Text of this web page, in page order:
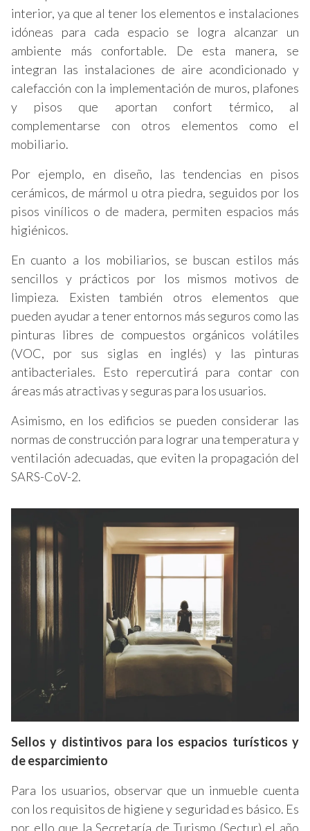
interior, ya que al tener los elementos e instalaciones
idóneas para cada espacio se logra alcanzar un
ambiente más confortable. De esta manera, se
integran las instalaciones de aire acondicionado y
calefacción con la implementación de muros, plafones
y pisos que aportan confort térmico, al
complementarse con otros elementos como el
mobiliario.
Por ejemplo, en diseño, las tendencias en pisos
cerámicos, de mármol u otra piedra, seguidos por los
pisos vinílicos o de madera, permiten espacios más
higiénicos.
En cuanto a los mobiliarios, se buscan estilos más
sencillos y prácticos por los mismos motivos de
limpieza. Existen también otros elementos que
pueden ayudar a tener entornos más seguros como las
pinturas libres de compuestos orgánicos volátiles
(VOC, por sus siglas en inglés) y las pinturas
antibacteriales. Esto repercutirá para contar con
áreas más atractivas y seguras para los usuarios.
Asimismo, en los edificios se pueden considerar las
normas de construcción para lograr una temperatura y
ventilación adecuadas, que eviten la propagación del
SARS-CoV-2.
Sellos y distintivos para los espacios turísticos y
de esparcimiento
Para los usuarios, observar que un inmueble cuenta
con los requisitos de higiene y seguridad es básico. Es
por ello que la Secretaría de Turismo (Sectur) el año